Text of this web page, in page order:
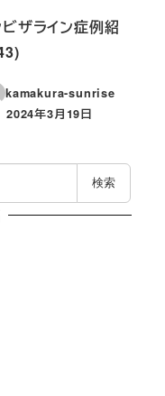
ビザライン症例紹
kamakura-sunrise
投稿日
2024年3月19日
検索